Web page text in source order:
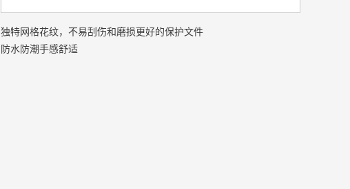
独特网格花纹，不易刮伤和磨损更好的保护文件
防水防潮手感舒适